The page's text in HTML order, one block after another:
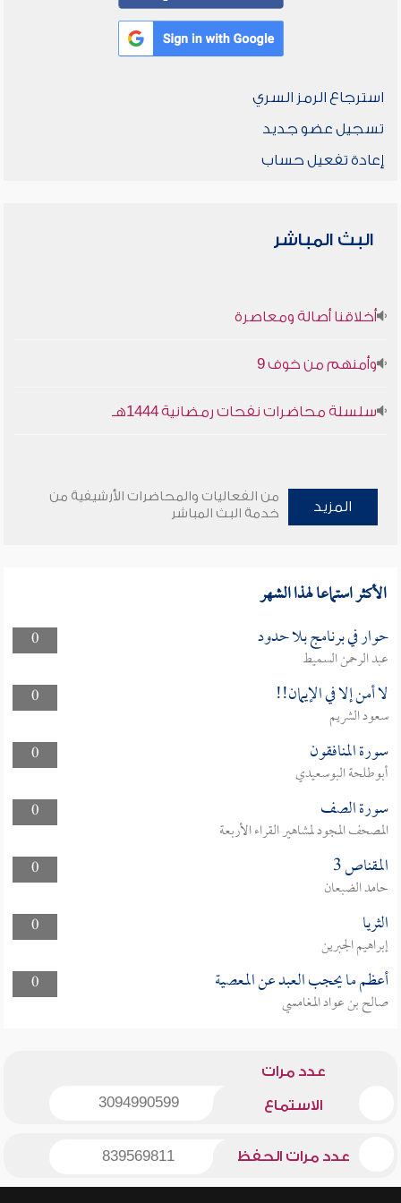
استرجاع الرمز السري
تسجيل عضو جديد
إعادة تفعيل حساب
البث المباشر
أخلاقنا أصالة ومعاصرة
وأمنهم من خوف 9
سلسلة محاضرات نفحات رمضانية 1444هـ
المزيد
من الفعاليات والمحاضرات الأرشيفية من
خدمة البث المباشر
الأكثر استماعا لهذا الشهر
0 حوار في برنامج بلا حدود
عبد الرحمن السميط
0
لا أمن إلا في الإيمان!!
سعود الشريم
0
سورة المنافقون
أبوطلحة البوسعيدي
0
سورة الصف
المصحف المجود لمشاهير القراء الأربعة
0
المقناص 3
حامد الضبعان
0
الثريا
إبراهيم الجبرين
0
أعظم ما يحجب العبد عن المعصية
صالح بن عواد المغامسي
عدد مرات
الاستماع 3094990599
عدد مرات الحفظ 839569811